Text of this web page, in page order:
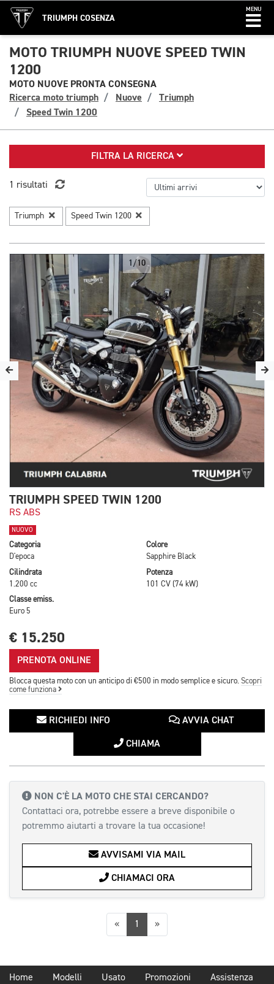
TRIUMPH COSENZA
MENU
MOTO TRIUMPH NUOVE SPEED TWIN
1200
MOTO NUOVE PRONTA CONSEGNA
Ricerca moto triumph
Nuove
Triumph
Speed Twin 1200
FILTRA LA RICERCA
1 risultati
Triumph Speed Twin 1200
1/10
TRIUMPH SPEED TWIN 1200
RS ABS
NUOVO
Categoria
D'epoca
Colore
Sapphire Black
Cilindrata
1.200 cc
Potenza
101 CV (74 kW)
Classe emiss.
Euro 5
€ 15.250
PRENOTA ONLINE
Blocca questa moto con un anticipo di €500 in modo semplice e sicuro. Scopri
come funziona
RICHIEDI INFO AVVIA CHAT
CHIAMA
NON C'È LA MOTO CHE STAI CERCANDO?
Contattaci ora, potrebbe essere a breve disponibile o
potremmo aiutarti a trovare la tua occasione!
AVVISAMI VIA MAIL
CHIAMACI ORA
«Precedente
1 »Successiva
Home Modelli Usato Promozioni Assistenza